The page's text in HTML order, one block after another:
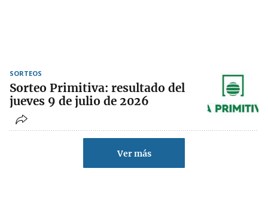
SORTEOS
Sorteo Primitiva: resultado del
jueves 9 de julio de 2026
Ver más